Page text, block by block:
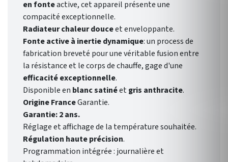
en fonteactive, cet appareil présente une
compacité exceptionnelle.
Radiateur chaleur douceet enveloppante.
Fonte active à inertie dynamique: un process de
fabrication breveté pour une véritable fusion entre
la résistance et le corps de chauffe, gage d'une
efficacité exceptionnelle.
Disponible en blanc satinéetgris anthracite.
Origine FranceGarantie.
Garantie: 2 ans.
Réglage et affichage de la température souhaitée.
Régulation haute précision.
Programmation intégrée : journalière et